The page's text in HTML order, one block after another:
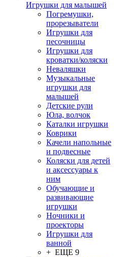
Игрушки для малышей
Погремушки,
прорезыватели
Игрушки для
песочницы
Игрушки для
кроватки/коляски
Неваляшки
Музыкальные
игрушки для
малышей
Детские рули
Юла, волчок
Каталки игрушки
Коврики
Качели напольные
и подвесные
Коляски для детей
и аксессуары к
ним
Обучающие и
развивающие
игрушки
Ночники и
проекторы
Игрушки для
ванной
+ ЕЩЕ 9